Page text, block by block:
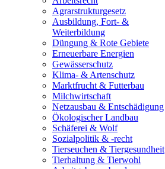
Agrarstrukturgesetz
Ausbildung, Fort- &
Weiterbildung
Düngung & Rote Gebiete
Erneuerbare Energien
Gewässerschutz
Klima- & Artenschutz
Marktfrucht & Futterbau
Milchwirtschaft
Netzausbau & Entschädigung
Ökologischer Landbau
Schäferei & Wolf
Sozialpolitik & -recht
Tierseuchen & Tiergesundheit
Tierhaltung & Tierwohl